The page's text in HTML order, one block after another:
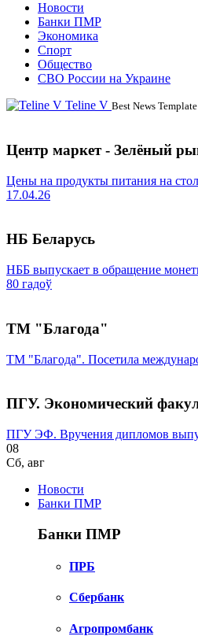
Новости
Банки ПМР
Экономика
Спорт
Общество
СВО России на Украине
Teline V Best News
Центр маркет - Зелёный
Цены на продукты питания на
17.04.26
НБ Беларусь
НББ выпускает в обращение
80 гадоў
ТМ "Благода"
ТМ "Благода". Посетила
ПГУ. Экономический
ПГУ ЭФ. Вручения дипломов
08
Сб, авг
Новости
Банки ПМР
Банки ПМР
ПРБ
Сбербанк
Агропромбанк